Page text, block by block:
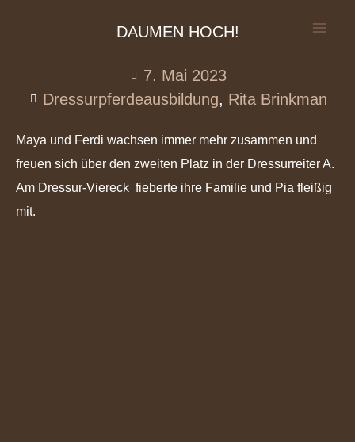
DAUMEN HOCH!
7. Mai 2023
Dressurpferdeausbildung, Rita Brinkman
Maya und Ferdi wachsen immer mehr zusammen und
freuen sich über den zweiten Platz in der Dressurreiter A.
Am Dressur-Viereck fieberte ihre Familie und Pia fleißig
mit.